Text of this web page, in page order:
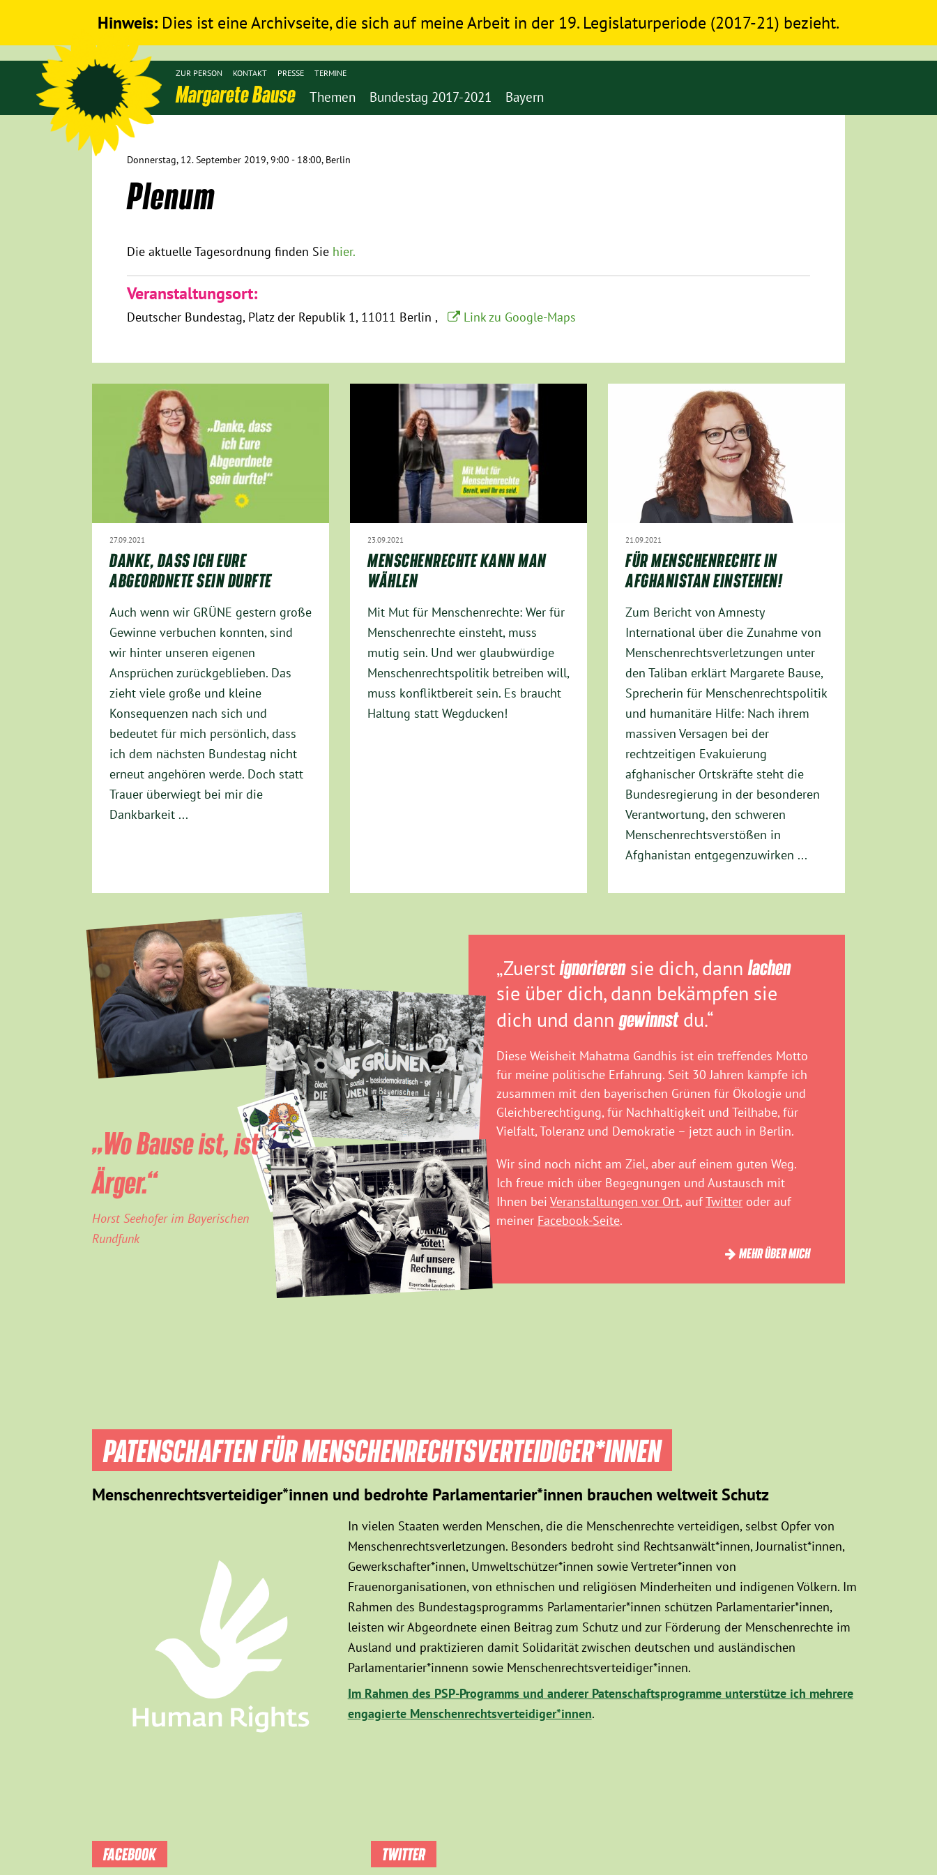
Hinweis: Dies ist eine Archivseite, die sich auf meine Arbeit in der 19. Legislaturperiode (2017-21) bezieht.
Margarete Bause Themen Bundestag 2017-2021 Bayern
ZUR PERSON KONTAKT PRESSE TERMINE
Donnerstag, 12. September 2019, 9:00 - 18:00, Berlin
Plenum
Die aktuelle Tagesordnung finden Sie hier.
Veranstaltungsort:
Deutscher Bundestag Platz der Republik 1 11011 Berlin Link zu Google-Maps
27.09.2021
DANKE, DASS ICH EURE
ABGEORDNETE SEIN DURFTE
Auch wenn wir GRÜNE gestern große
Gewinne verbuchen konnten, sind
wir hinter unseren eigenen
Ansprüchen zurückgeblieben. Das
zieht viele große und kleine
Konsequenzen nach sich und
bedeutet für mich persönlich, dass
ich dem nächsten Bundestag nicht
erneut angehören werde. Doch statt
Trauer überwiegt bei mir die
Dankbarkeit ...
23.09.2021
MENSCHENRECHTE KANN MAN
WÄHLEN
Mit Mut für Menschenrechte: Wer für
Menschenrechte einsteht, muss
mutig sein. Und wer glaubwürdige
Menschenrechtspolitik betreiben will,
muss konfliktbereit sein. Es braucht
Haltung statt Wegducken!
21.09.2021
FÜR MENSCHENRECHTE IN
AFGHANISTAN EINSTEHEN!
Zum Bericht von Amnesty
International über die Zunahme von
Menschenrechtsverletzungen unter
den Taliban erklärt Margarete Bause,
Sprecherin für Menschenrechtspolitik
und humanitäre Hilfe: Nach ihrem
massiven Versagen bei der
rechtzeitigen Evakuierung
afghanischer Ortskräfte steht die
Bundesregierung in der besonderen
Verantwortung, den schweren
Menschenrechtsverstößen in
Afghanistan entgegenzuwirken ...
„Zuerstignorierensie dich, dannlachen
sie über dich, dann bekämpfen sie
dich und dann gewinnstdu.“
Diese Weisheit Mahatma Gandhis ist ein treffendes Motto
für meine politische Erfahrung. Seit 30 Jahren kämpfe ich
zusammen mit den bayerischen Grünen für Ökologie und
Gleichberechtigung, für Nachhaltigkeit und Teilhabe, für
Vielfalt, Toleranz und Demokratie – jetzt auch in Berlin.
Wir sind noch nicht am Ziel, aber auf einem guten Weg.
Ich freue mich über Begegnungen und Austausch mit
Ihnen bei Veranstaltungen vor Ort, aufTwitter oder auf
meiner Facebook-Seite.
MEHR ÜBER MICH
„Wo Bause ist, ist
Ärger.“
Horst Seehofer im Bayerischen
Rundfunk
PATENSCHAFTEN FÜR MENSCHEN­RECHTS­VER­TEIDIGER­*INNEN
Menschenrechtsverteidiger*innen und bedrohte Parlamentarier*innen brauchen weltweit Schutz
In vielen Staaten werden Menschen, die die Menschenrechte verteidigen, selbst Opfer von
Menschenrechtsverletzungen. Besonders bedroht sind Rechtsanwält*innen, Journalist*innen,
Gewerkschafter*innen, Umweltschützer*innen sowie Vertreter*innen von
Frauenorganisationen, von ethnischen und religiösen Minderheiten und indigenen Völkern. Im
Rahmen des Bundestagsprogramms Parlamentarier*innen schützen Parlamentarier*innen,
leisten wir Abgeordnete einen Beitrag zum Schutz und zur Förderung der Menschenrechte im
Ausland und praktizieren damit Solidarität zwischen deutschen und ausländischen
Parlamentarier*innenn sowie Menschenrechtsverteidiger*innen.
Im Rahmen des PSP-Programms und anderer Patenschaftsprogramme unterstütze ich mehrere
engagierte Menschenrechtsverteidiger*innen.
FACEBOOK TWITTER